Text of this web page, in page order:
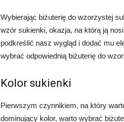
Wybierając biżuterię do wzorzystej
wzór sukienki, okazja, na którą ją
podkreślić nasz wygląd i dodać mu
wybrać odpowiednią biżuterię do
Kolor sukienki
Pierwszym czynnikiem, na który
dominujący kolor, warto wybrać